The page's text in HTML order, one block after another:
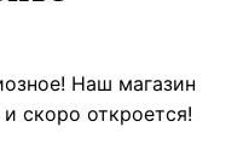
Наш магазин
скоро откроется!